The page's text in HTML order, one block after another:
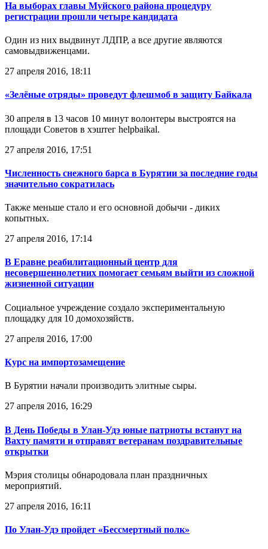
На выборах главы Муйского района процедуру
регистрации прошли четыре кандидата
Один из них выдвинут ЛДПР, а все другие являются
самовыдвиженцами.
27 апреля 2016, 18:11
«Зелёные отряды» проведут флешмоб в защиту Байкала
30 апреля в 13 часов 10 минут волонтеры выстроятся на
площади Советов в хэштег helpbaikal.
27 апреля 2016, 17:51
Численность снежного барса в Бурятии за последние годы
значительно сократилась
Также меньше стало и его основной добычи - диких
копытных.
27 апреля 2016, 17:14
В Еравне реабилитационный центр для
несовершеннолетних помогает семьям выйти из сложной
жизненной ситуации
Социальное учреждение создало экспериментальную
площадку для 10 домохозяйств.
27 апреля 2016, 17:00
Курс на импортозамещение
В Бурятии начали производить элитные сыры.
27 апреля 2016, 16:29
В День Победы в Улан-Удэ юные патриоты встанут на
Вахту памяти и отправят ветеранам поздравительные
открытки
Мэрия столицы обнародовала план праздничных
мероприятий.
27 апреля 2016, 16:11
По Улан-Удэ пройдет «Бессмертный полк»